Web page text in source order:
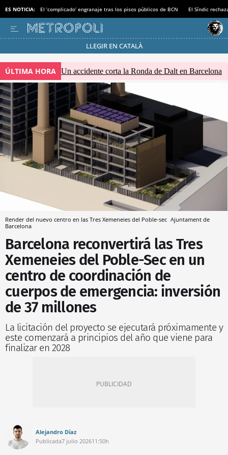
ES NOTICIA: El ‘complicado’ engranaje tras los pisos públicos de BCN El Síndic
LLEGIR EN CATALÀ
Pásate al MODO AHORRO
ÚLTIMA HORA Un accidente corta la Ronda de Dalt en Barcelona
Render del nuevo centro en las Tres Xemeneies del Poble-sec Ajuntament de
Barcelona
Barcelona reconvertirá las Tres
Xemeneies del Poble-Sec en un
centro de coordinación de
cuerpos de emergencia: inversión
de 37 millones
La licitación del proyecto se ejecutará próximamente y
este comenzará a principios del año que viene para
finalizar en 2028
Alejandro Díaz
Publicada7 julio 202611:50h